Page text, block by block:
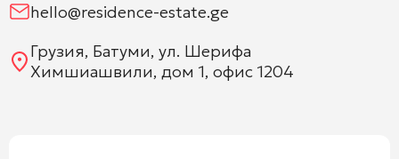
hello@residence-estate.ge
Грузия, Батуми, ул. Шерифа
Химшиашвили, дом 1, офис 1204